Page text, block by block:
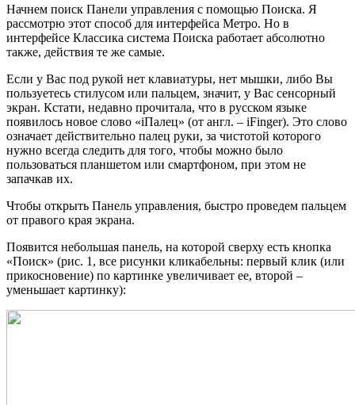
Начнем поиск Панели управления с помощью Поиска. Я
рассмотрю этот способ для интерфейса Метро. Но в
интерфейсе Классика система Поиска работает абсолютно
также, действия те же самые.
Если у Вас под рукой нет клавиатуры, нет мышки, либо Вы
пользуетесь стилусом или пальцем, значит, у Вас сенсорный
экран. Кстати, недавно прочитала, что в русском языке
появилось новое слово «iПалец» (от англ. – iFinger). Это слово
означает действительно палец руки, за чистотой которого
нужно всегда следить для того, чтобы можно было
пользоваться планшетом или смартфоном, при этом не
запачкав их.
Чтобы открыть Панель управления, быстро проведем пальцем
от правого края экрана.
Появится небольшая панель, на которой сверху есть кнопка
«Поиск» (рис. 1, все рисунки кликабельны: первый клик (или
прикосновение) по картинке увеличивает ее, второй –
уменьшает картинку):